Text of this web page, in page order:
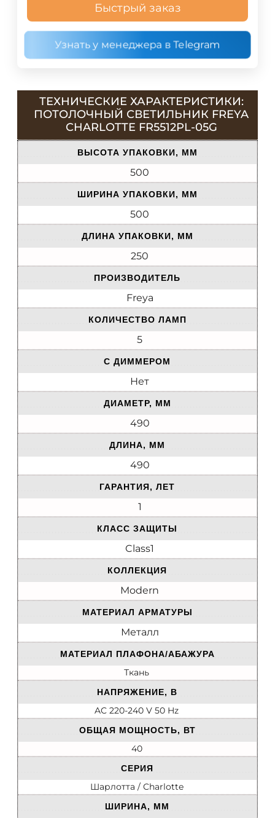
Быстрый заказ
Узнать у менеджера в Telegram
ТЕХНИЧЕСКИЕ ХАРАКТЕРИСТИКИ:
ПОТОЛОЧНЫЙ СВЕТИЛЬНИК FREYA
CHARLOTTE FR5512PL-05G
ВЫСОТА УПАКОВКИ, ММ
500
ШИРИНА УПАКОВКИ, ММ
500
ДЛИНА УПАКОВКИ, ММ
250
ПРОИЗВОДИТЕЛЬ
Freya
КОЛИЧЕСТВО ЛАМП
5
С ДИММЕРОМ
Нет
ДИАМЕТР, ММ
490
ДЛИНА, ММ
490
ГАРАНТИЯ, ЛЕТ
1
КЛАСС ЗАЩИТЫ
Class1
КОЛЛЕКЦИЯ
Modern
МАТЕРИАЛ АРМАТУРЫ
Металл
МАТЕРИАЛ ПЛАФОНА/АБАЖУРА
Ткань
НАПРЯЖЕНИЕ, В
AC 220-240 V 50 Hz
ОБЩАЯ МОЩНОСТЬ, ВТ
40
СЕРИЯ
Шарлотта / Charlotte
ШИРИНА, ММ